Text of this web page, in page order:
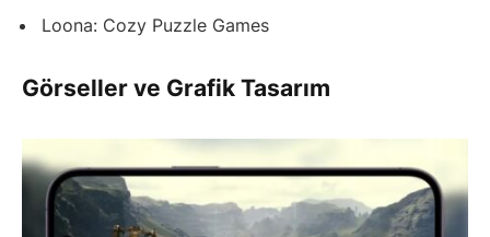
Loona: Cozy Puzzle Games
Görseller ve Grafik Tasarım